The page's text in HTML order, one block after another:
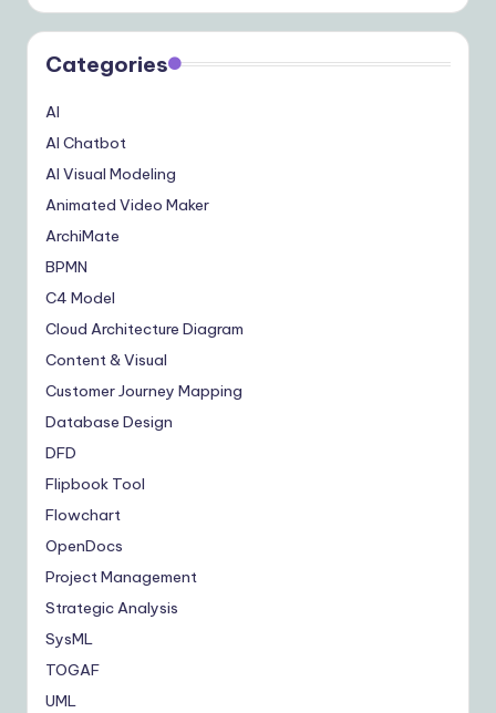
Categories
AI
AI Chatbot
AI Visual Modeling
Animated Video Maker
ArchiMate
BPMN
C4 Model
Cloud Architecture Diagram
Content & Visual
Customer Journey Mapping
Database Design
DFD
Flipbook Tool
Flowchart
OpenDocs
Project Management
Strategic Analysis
SysML
TOGAF
UML